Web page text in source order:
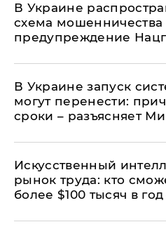
В Украине
схема мошенничества
предупреждение
В Украине запуск
могут перенести:
сроки – разъясняет
Искусственный
рынок труда: кто
более $100 тысяч в